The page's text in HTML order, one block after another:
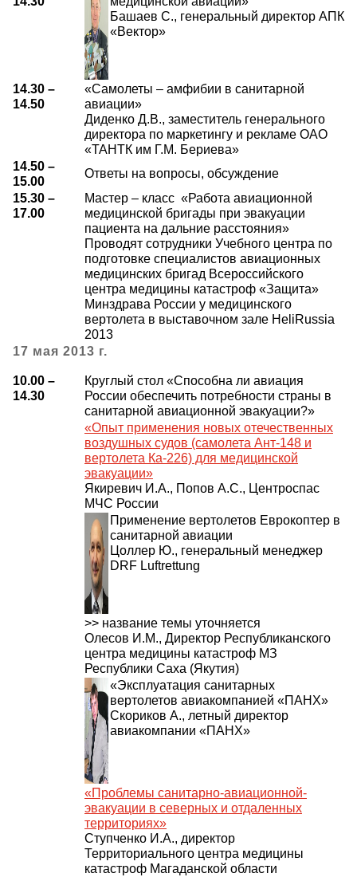
Башаев С., генеральный директор АПК
«Вектор»
14.30 –
14.50
«Самолеты – амфибии в санитарной
авиации»
Диденко Д.В., заместитель генерального
директора по маркетингу и рекламе ОАО
«ТАНТК им Г.М. Бериева»
14.50 –
15.00
Ответы на вопросы, обсуждение
15.30 –
17.00
Мастер – класс «Работа авиационной
медицинской бригады при эвакуации
пациента на дальние расстояния»
Проводят сотрудники Учебного центра по
подготовке специалистов авиационных
медицинских бригад Всероссийского
центра медицины катастроф «Защита»
Минздрава России у медицинского
вертолета в выставочном зале HeliRussia
2013
17 мая 2013 г.
10.00 –
14.30
Круглый стол «Способна ли авиация
России обеспечить потребности страны в
санитарной авиационной эвакуации?»
«Опыт применения новых отечественных
воздушных судов (самолета Ант-148 и
вертолета Ка-226) для медицинской
эвакуации»
Якиревич И.А., Попов А.С., Центроспас
МЧС России
Применение вертолетов Еврокоптер в
санитарной авиации
Цоллер Ю., генеральный менеджер
DRF Luftrettung
>> название темы уточняется
Олесов И.М., Директор Республиканского
центра медицины катастроф МЗ
Республики Саха (Якутия)
«Эксплуатация санитарных
вертолетов авиакомпанией «ПАНХ»
Скориков А., летный директор
авиакомпании «ПАНХ»
«Проблемы санитарно-авиационной-
эвакуации в северных и отдаленных
территориях»
Ступченко И.А., директор
Территориального центра медицины
катастроф Магаданской области